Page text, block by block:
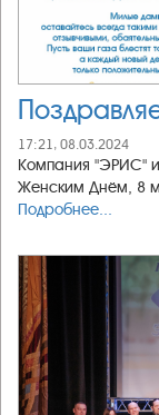
17:21, 08.03.2024
Компания "ЭРИС"
Женским Днём, 8
Подробнее...